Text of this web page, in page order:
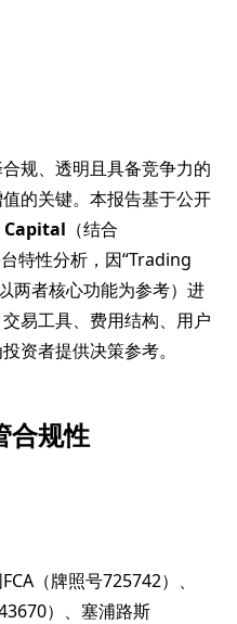
规、透明且具备竞争力的
的关键。本报告基于公开
（结合
特性分析，因“Trading
两者核心功能为参考）进
易工具、费用结构、用户
资者提供决策参考。
合规性
（牌照号725742）、
）、塞浦路斯